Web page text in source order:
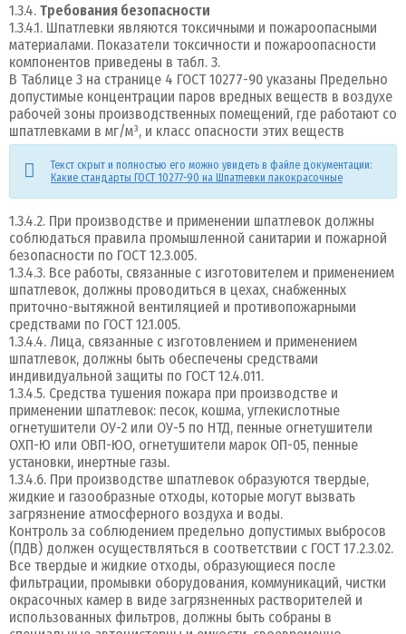
1.3.4. Требования безопасности
1.3.4.1. Шпатлевки являются токсичными и пожароопасными
материалами. Показатели токсичности и пожароопасности
компонентов приведены в табл. 3.
В Таблице 3 на странице 4 ГОСТ 10277-90 указаны Предельно
допустимые концентрации паров вредных веществ в воздухе
рабочей зоны производственных помещений, где работают со
шпатлевками в мг/м³, и класс опасности этих веществ
Текст скрыт и полностью его можно увидеть в файле документации:
Какие стандарты ГОСТ 10277-90 на Шпатлевки лакокрасочные
1.3.4.2. При производстве и применении шпатлевок должны
соблюдаться правила промышленной санитарии и пожарной
безопасности по ГОСТ 12.3.005.
1.3.4.3. Все работы, связанные с изготовителем и применением
шпатлевок, должны проводиться в цехах, снабженных
приточно-вытяжной вентиляцией и противопожарными
средствами по ГОСТ 12.1.005.
1.3.4.4. Лица, связанные с изготовлением и применением
шпатлевок, должны быть обеспечены средствами
индивидуальной защиты по ГОСТ 12.4.011.
1.3.4.5. Средства тушения пожара при производстве и
применении шпатлевок: песок, кошма, углекислотные
огнетушители ОУ-2 или ОУ-5 по НТД, пенные огнетушители
ОХП-Ю или ОВП-ЮО, огнетушители марок ОП-05, пенные
установки, инертные газы.
1.3.4.6. При производстве шпатлевок образуются твердые,
жидкие и газообразные отходы, которые могут вызвать
загрязнение атмосферного воздуха и воды.
Контроль за соблюдением предельно допустимых выбросов
(ПДВ) должен осуществляться в соответствии с ГОСТ 17.2.3.02.
Все твердые и жидкие отходы, образующиеся после
фильтрации, промывки оборудования, коммуникаций, чистки
окрасочных камер в виде загрязненных растворителей и
использованных фильтров, должны быть собраны в